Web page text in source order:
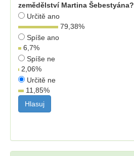
zemědělství Martina Šebestyána?
Určitě ano
79,38%
Spíše ano
6,7%
Spíše ne
2,06%
Určitě ne
11,85%